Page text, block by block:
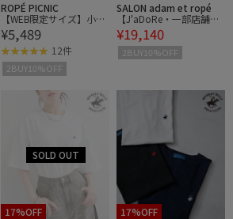
ROPÉ PICNIC
【WEB限定サイズ】小花
柄＆線画アソートワンピ
ース
¥5,489
12件
2BUY10%OFF
SALON adam et ropé
【J'aDoRe・一部店舗限
定】【KURO（クロ）】B
LANKET-STITCH SHORTS
¥19,140
2BUY10%OFF
17%OFF
17%OFF